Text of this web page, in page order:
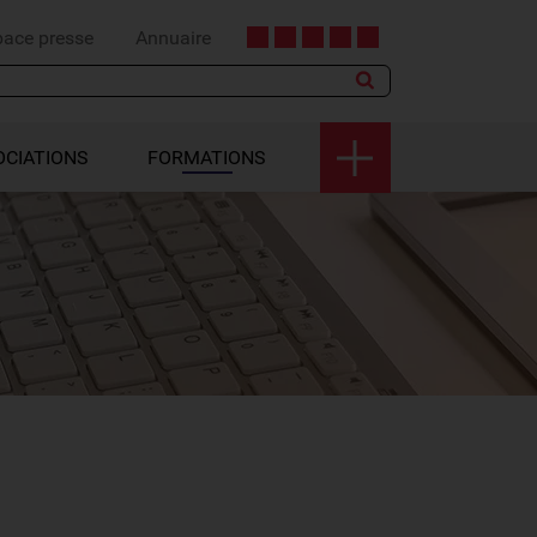
presse Annuaire
FORMATIONS